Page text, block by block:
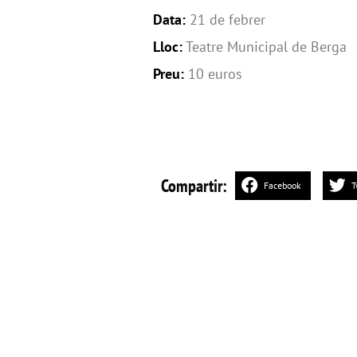
Data: 21 de febrer
Lloc:Teatre Municipal de Berga
Preu: 10 euros
Compartir: Facebook